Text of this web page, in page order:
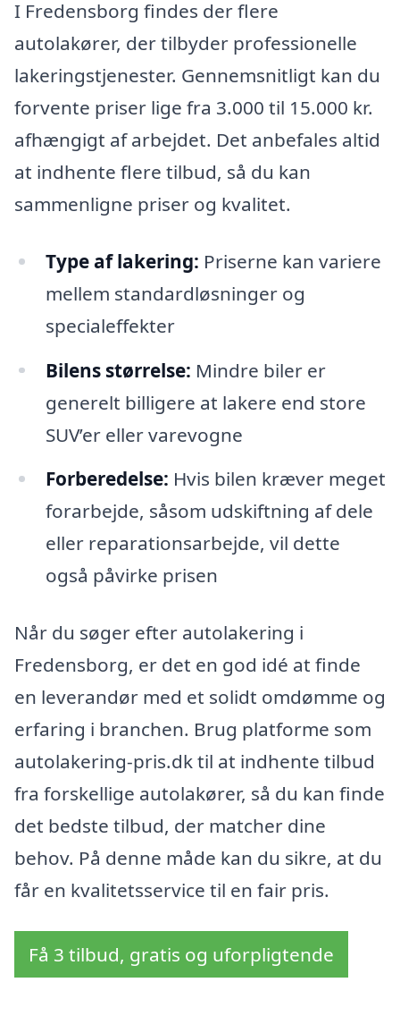
I Fredensborg findes der flere
autolakører, der tilbyder professionelle
lakeringstjenester. Gennemsnitligt kan du
forvente priser lige fra 3.000 til 15.000 kr.
afhængigt af arbejdet. Det anbefales altid
at indhente flere tilbud, så du kan
sammenligne priser og kvalitet.
Type af lakering: Priserne kan variere
mellem standardløsninger og
specialeffekter
Bilens størrelse: Mindre biler er
generelt billigere at lakere end store
SUV’er eller varevogne
Forberedelse: Hvis bilen kræver meget
forarbejde, såsom udskiftning af dele
eller reparationsarbejde, vil dette
også påvirke prisen
Når du søger efter autolakering i
Fredensborg, er det en god idé at finde
en leverandør med et solidt omdømme og
erfaring i branchen. Brug platforme som
autolakering-pris.dk til at indhente tilbud
fra forskellige autolakører, så du kan finde
det bedste tilbud, der matcher dine
behov. På denne måde kan du sikre, at du
får en kvalitetsservice til en fair pris.
Få 3 tilbud, gratis og uforpligtende